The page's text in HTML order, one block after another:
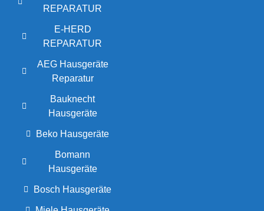
REPARATUR
E-HERD
REPARATUR
AEG Hausgeräte
Reparatur
Bauknecht
Hausgeräte
Beko Hausgeräte
Bomann
Hausgeräte
Bosch Hausgeräte